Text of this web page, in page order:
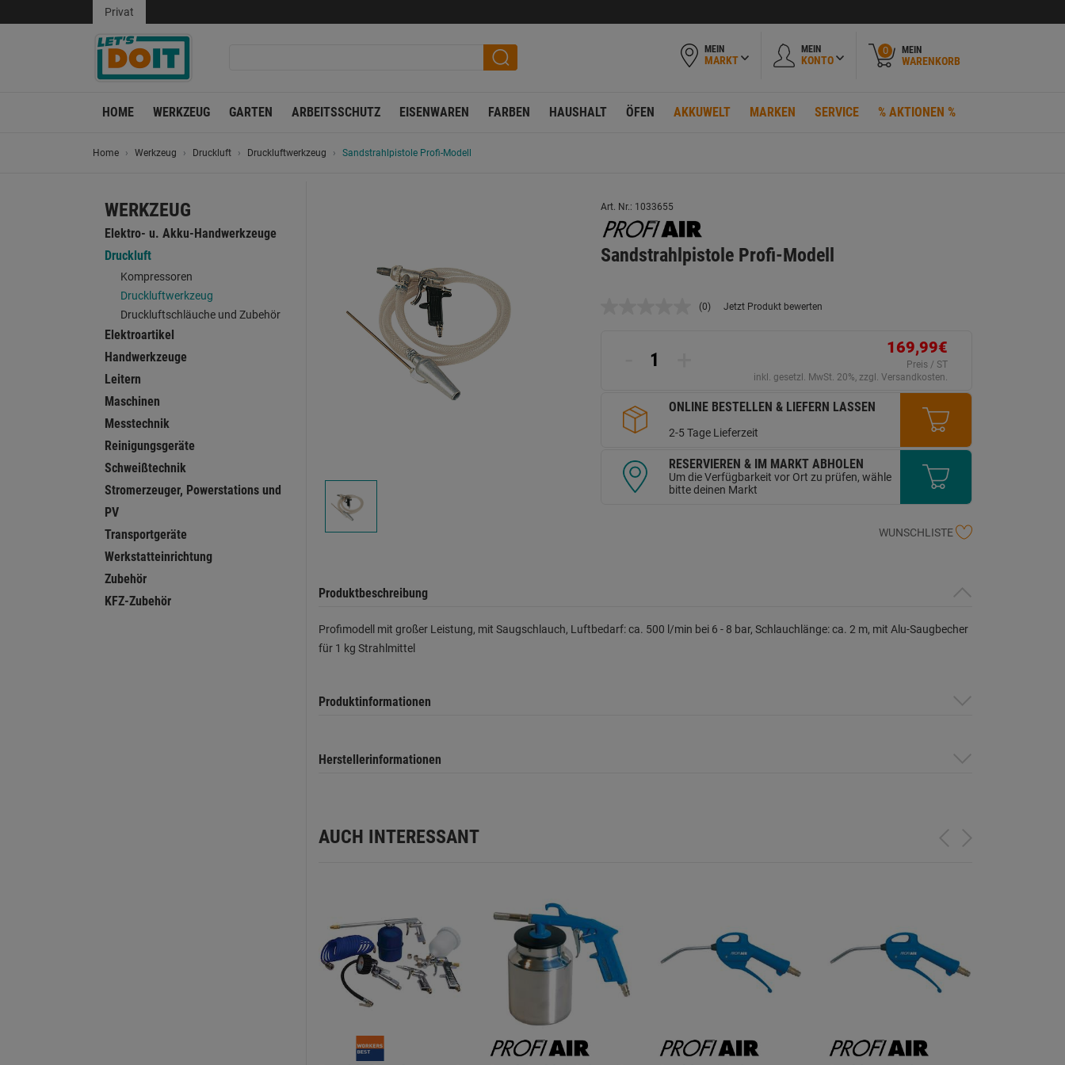
Privat
MEIN
MARKT
MEIN
KONTO
0 MEIN
WARENKORB
HOME WERKZEUG GARTEN ARBEITSSCHUTZ EISENWAREN FARBEN HAUSHALT ÖFEN AKKUWELT MARKEN SERVICE % AKTIONEN %
Home Werkzeug Druckluft Druckluftwerkzeug Sandstrahlpistole Profi-Modell
WERKZEUG
Elektro- u. Akku-Handwerkzeuge
Druckluft
Kompressoren
Druckluftwerkzeug
Druckluftschläuche und Zubehör
Elektroartikel
Handwerkzeuge
Leitern
Maschinen
Messtechnik
Reinigungsgeräte
Schweißtechnik
Stromerzeuger, Powerstations und
PV
Transportgeräte
Werkstatteinrichtung
Zubehör
KFZ-Zubehör
Art. Nr.: 1033655
Sandstrahlpistole Profi-Modell
Kein
(0) Jetzt Produkt bewerten
169,99€
Preis / ST
inkl. gesetzl. MwSt. 20%, zzgl. Versandkosten.
ONLINE BESTELLEN & LIEFERN LASSEN
2-5 Tage Lieferzeit
RESERVIEREN & IM MARKT ABHOLEN
Um die Verfügbarkeit vor Ort zu prüfen, wähle
bitte deinen Markt
WUNSCHLISTE
Produktbeschreibung
Profimodell mit großer Leistung, mit Saugschlauch, Luftbedarf: ca. 500 l/min bei 6 - 8 bar, Schlauchlänge: ca. 2 m, mit Alu-Saugbecher
für 1 kg Strahlmittel
Produktinformationen
Herstellerinformationen
AUCH INTERESSANT